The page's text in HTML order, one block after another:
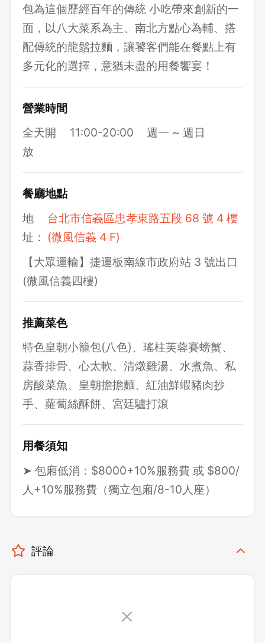
包為這個歷經百年的傳統 小吃帶來創新的一
面，以八大菜系為主、南北方點心為輔、搭
配傳統的龍鬚拉麵，讓饕客們能在餐點上有
多元化的選擇，意猶未盡的用餐饗宴！
營業時間
全天開
放
11:00-20:00 週一 ~ 週日
餐廳地點
地
址：
台北市信義區忠孝東路五段 68 號 4 樓
(微風信義 4 F)
【大眾運輸】捷運板南線市政府站 3 號出口
(微風信義四樓)
推薦菜色
特色皇朝小籠包(八色)、瑤柱芙蓉賽螃蟹、
蒜香排骨、心太軟、清燉雞湯、水煮魚、私
房酸菜魚、皇朝擔擔麵、紅油鮮蝦豬肉抄
手、蘿蔔絲酥餅、宮廷驢打滾
用餐須知
➤ 包廂低消：$8000+10%服務費 或 $800/
人+10%服務費（獨立包廂/8-10人座）
評論